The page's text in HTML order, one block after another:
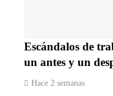
Escándalos de
un antes y un
Hace 2 semanas